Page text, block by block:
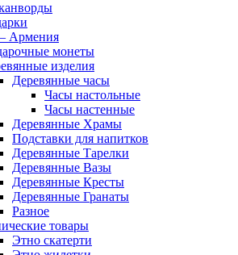
Армения
монеты
изделия
Деревянные часы
Часы настольные
Часы настенные
Деревянные Храмы
Подставки для напитков
Деревянные Тарелки
Деревянные Вазы
Деревянные Кресты
Деревянные Гранаты
Разное
товары
Этно скатерти